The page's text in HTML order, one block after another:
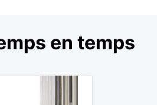
en temps